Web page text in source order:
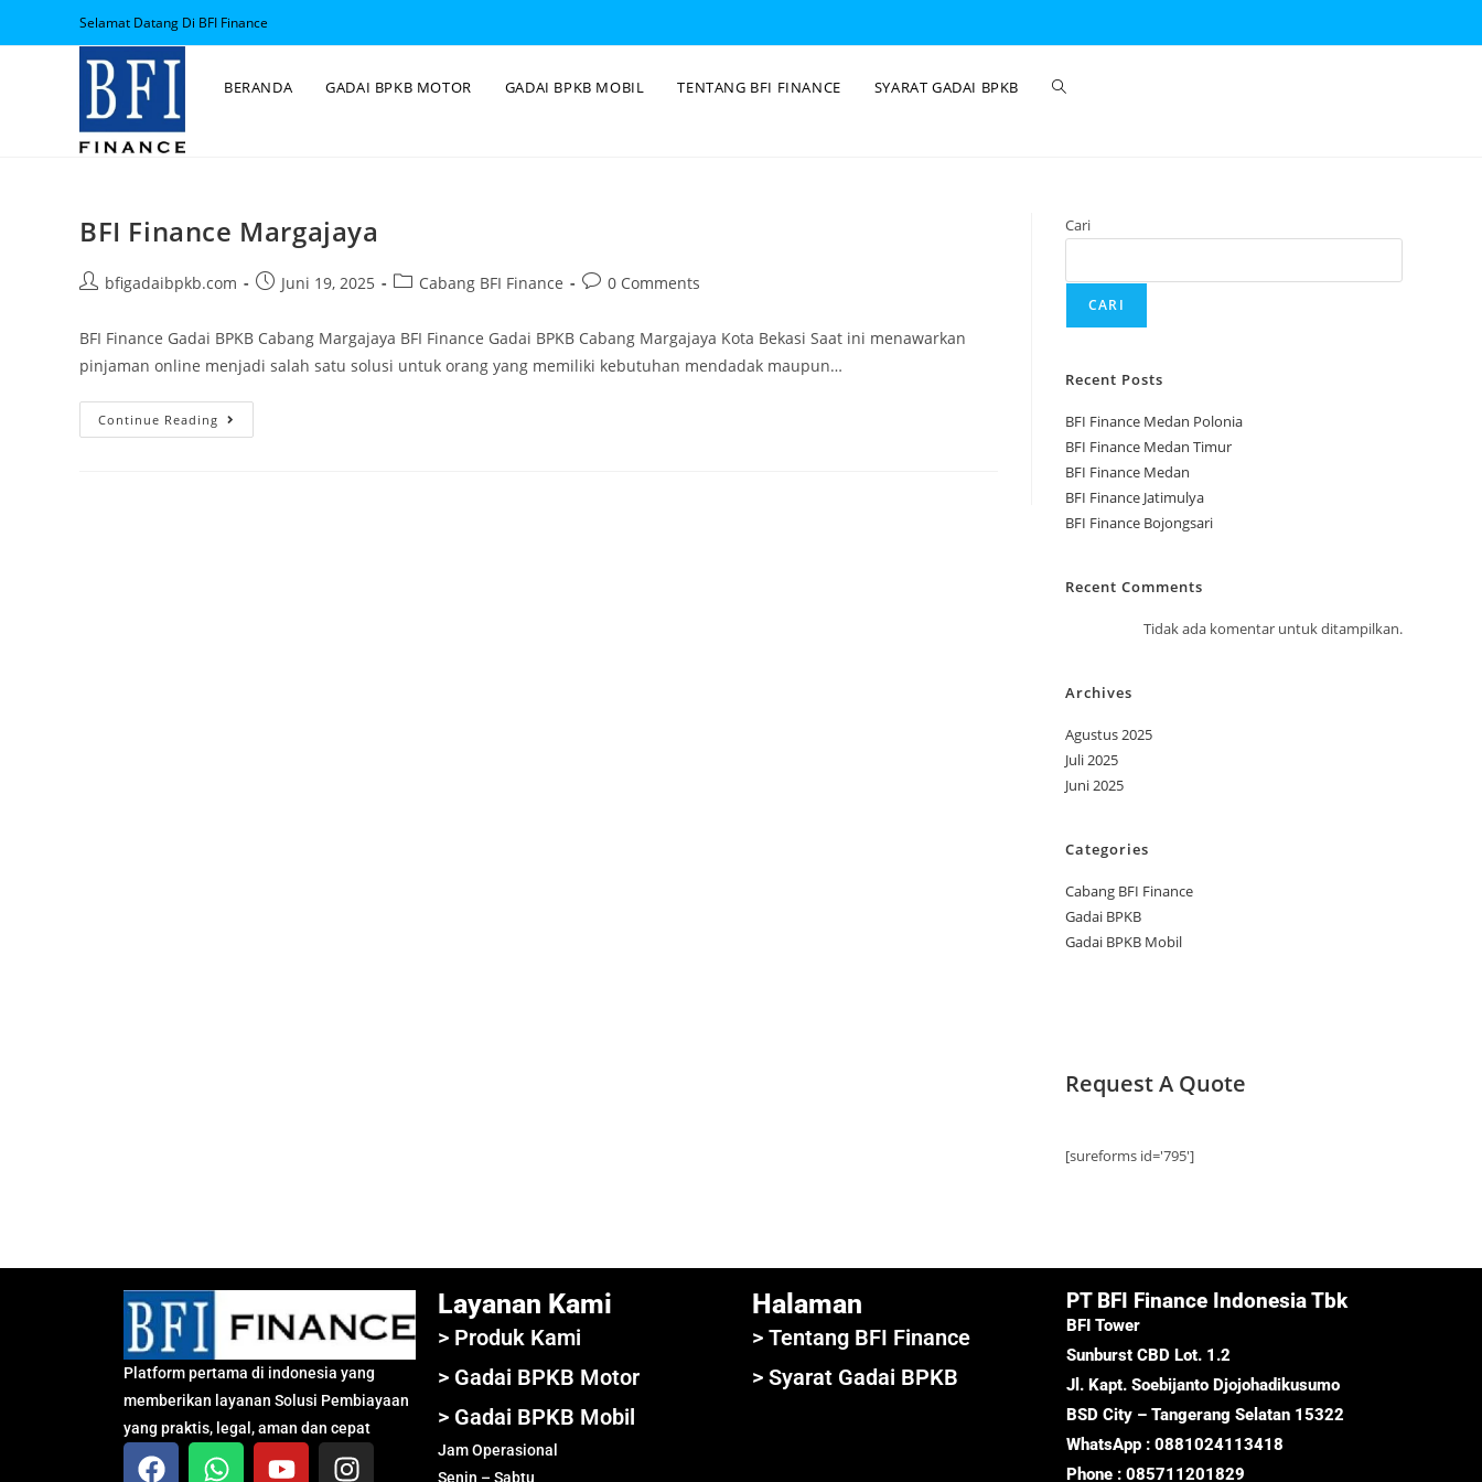
Selamat Datang Di BFI Finance
BERANDA GADAI BPKB MOTOR GADAI BPKB MOBIL TENTANG BFI FINANCE SYARAT GADAI BPKB
BFI Finance Margajaya
bfigadaibpkb.com Juni 19, 2025 Cabang BFI Finance 0 Comments
BFI Finance Gadai BPKB Cabang Margajaya BFI Finance Gadai BPKB Cabang Margajaya Kota Bekasi Saat ini menawarkan
pinjaman online menjadi salah satu solusi untuk orang yang memiliki kebutuhan mendadak maupun…
Continue Reading
Cari
CARI
Recent Posts
BFI Finance Medan Polonia
BFI Finance Medan Timur
BFI Finance Medan
BFI Finance Jatimulya
BFI Finance Bojongsari
Recent Comments
Tidak ada komentar untuk ditampilkan.
Archives
Agustus 2025
Juli 2025
Juni 2025
Categories
Cabang BFI Finance
Gadai BPKB
Gadai BPKB Mobil
Request A Quote
[sureforms id='795']
Platform pertama di indonesia yang
memberikan layanan Solusi Pembiayaan
yang praktis, legal, aman dan cepat
Layanan Kami
> Produk Kami
> Gadai BPKB Motor
> Gadai BPKB Mobil
Jam Operasional
Senin – Sabtu
Halaman
> Tentang BFI Finance
> Syarat Gadai BPKB
PT BFI Finance Indonesia Tbk
BFI Tower
Sunburst CBD Lot. 1.2
Jl. Kapt. Soebijanto Djojohadikusumo
BSD City – Tangerang Selatan 15322
WhatsApp : 0881024113418
Phone : 085711201829